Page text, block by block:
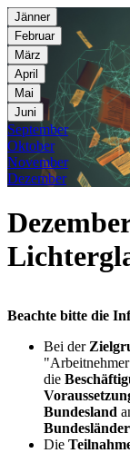
Jänner
Februar
März
April
Mai
Juni
September
Oktober
November
Dezember
Beachte bitte die
Bei der
die
Bundesland
Die